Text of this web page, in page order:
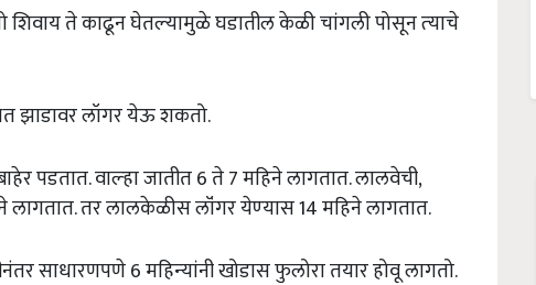
शिवाय ते काढून घेतल्‍यामुळे घडातील केळी चांगली पोसून त्‍याचे
झाडावर लॉगर येऊ शकतो.
पडतात. वाल्‍हा जातीत 6 ते 7 महिने लागतात. लालवेची,
तर लालकेळीस लॉंगर येण्‍यास 14 महिने लागतात.
साधारणपणे 6 महिन्‍यांनी खोडास फुलोरा तयार होवू लागतो.